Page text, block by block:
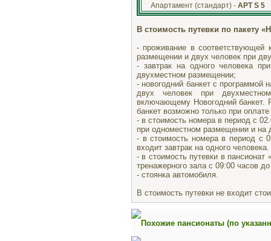
Апартамент (стандарт) - APT S 5
В стоимость путевки по пакету
- проживание в соответствующей
размещении и двух человек при
- завтрак на одного человека
двухместном размещении;
- новогодний банкет с программой
двух человек при
включающему Новогодний
банкет возможно только при
- в стоимость номера в период с
при одноместном размещении и на
- в стоимость номера в период с
входит завтрак на одного человека.
- в стоимость путевки в
тренажерного зала с 09:00 часов
- стоянка автомобиля.
В стоимость путевки не входит
Похожие пансионаты (по